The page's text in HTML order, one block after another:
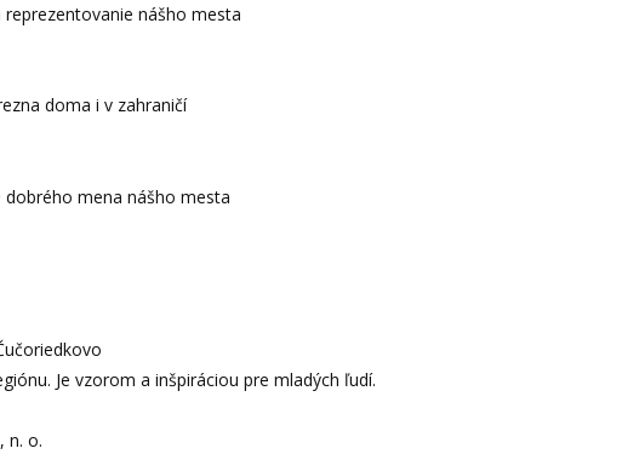
nášho mesta
doma i v zahraničí
mena nášho mesta
Je vzorom a inšpiráciou pre mladých ľudí.
n. o.